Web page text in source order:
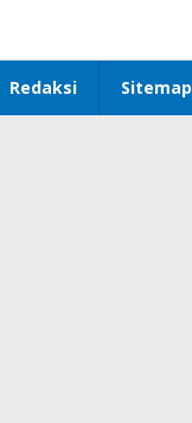
Redaksi Sitemap